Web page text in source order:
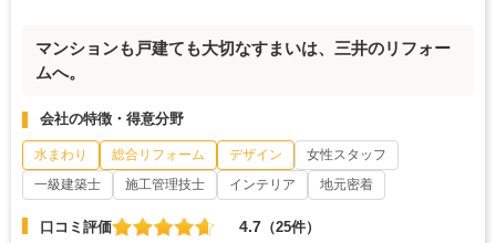
マンションも戸建ても大切なすまいは、三井のリフォー
ムへ。
会社の特徴・得意分野
水まわり 総合リフォーム デザイン
女性スタッフ
一級建築士
施工管理技士 インテリア 地元密着
口コミ評価 4.7 （25件）